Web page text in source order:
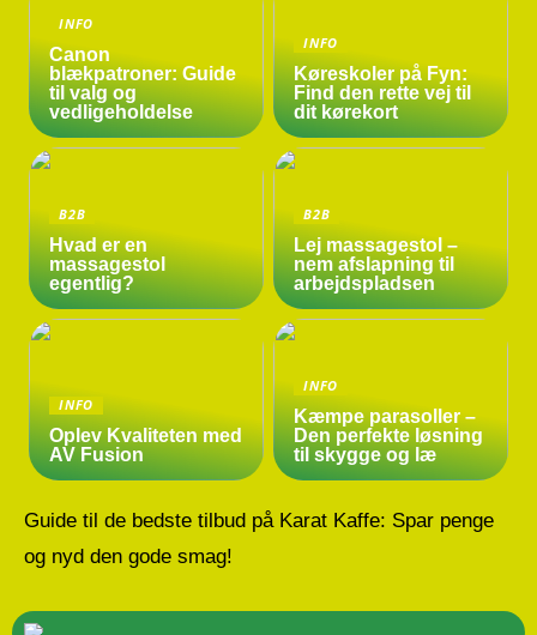
INFO
Canon
blækpatroner: Guide
til valg og
vedligeholdelse
INFO
Køreskoler på Fyn:
Find den rette vej til
dit kørekort
B2B
Hvad er en
massagestol
egentlig?
B2B
Lej massagestol –
nem afslapning til
arbejdspladsen
INFO
Oplev Kvaliteten med
AV Fusion
INFO
Kæmpe parasoller –
Den perfekte løsning
til skygge og læ
Guide til de bedste tilbud på Karat Kaffe: Spar penge
og nyd den gode smag!